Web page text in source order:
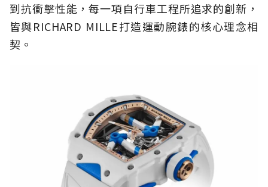
到抗衝擊性能，每一項自行車工程所追求的創新，
皆與RICHARD MILLE打造運動腕錶的核心理念相
契。